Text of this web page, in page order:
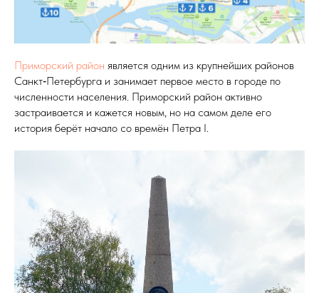
Приморский район является одним из крупнейших районов
Санкт‑Петербурга и занимает первое место в городе по
численности населения. Приморский район активно
застраивается и кажется новым, но на самом деле его
история берёт начало со времён Петра I.